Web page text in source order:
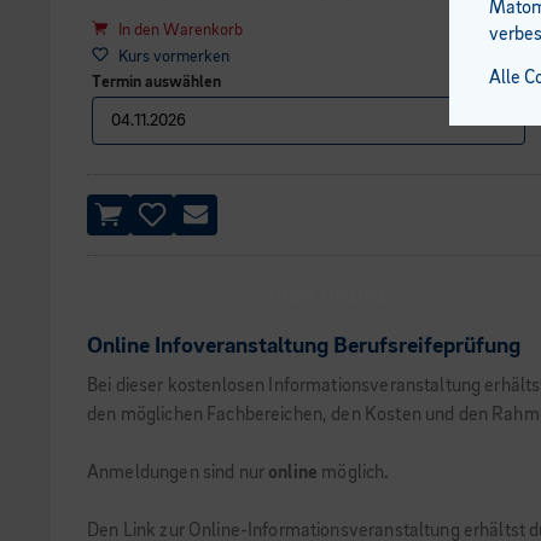
In den Warenkorb
Kurs vormerken
Termin auswählen
Online Infoveranstaltung Berufsreifeprüfung
Bei dieser kostenlosen Informationsveranstaltung
den möglichen Fachbereichen, den Kosten und den
Anmeldungen sind nur online möglich.
Den Link zur Online-Informationsveranstaltung erhältst
Alle